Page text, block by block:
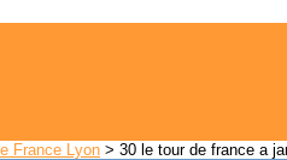
France Lyon > 30 le tour de france a